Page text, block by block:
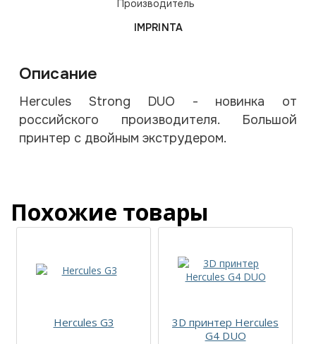
Производитель
IMPRINTA
Описание
Hercules Strong DUO - новинка от
российского производителя. Большой
принтер с двойным экструдером.
Похожие товары
Hercules G3
3D принтер Hercules
G4 DUO